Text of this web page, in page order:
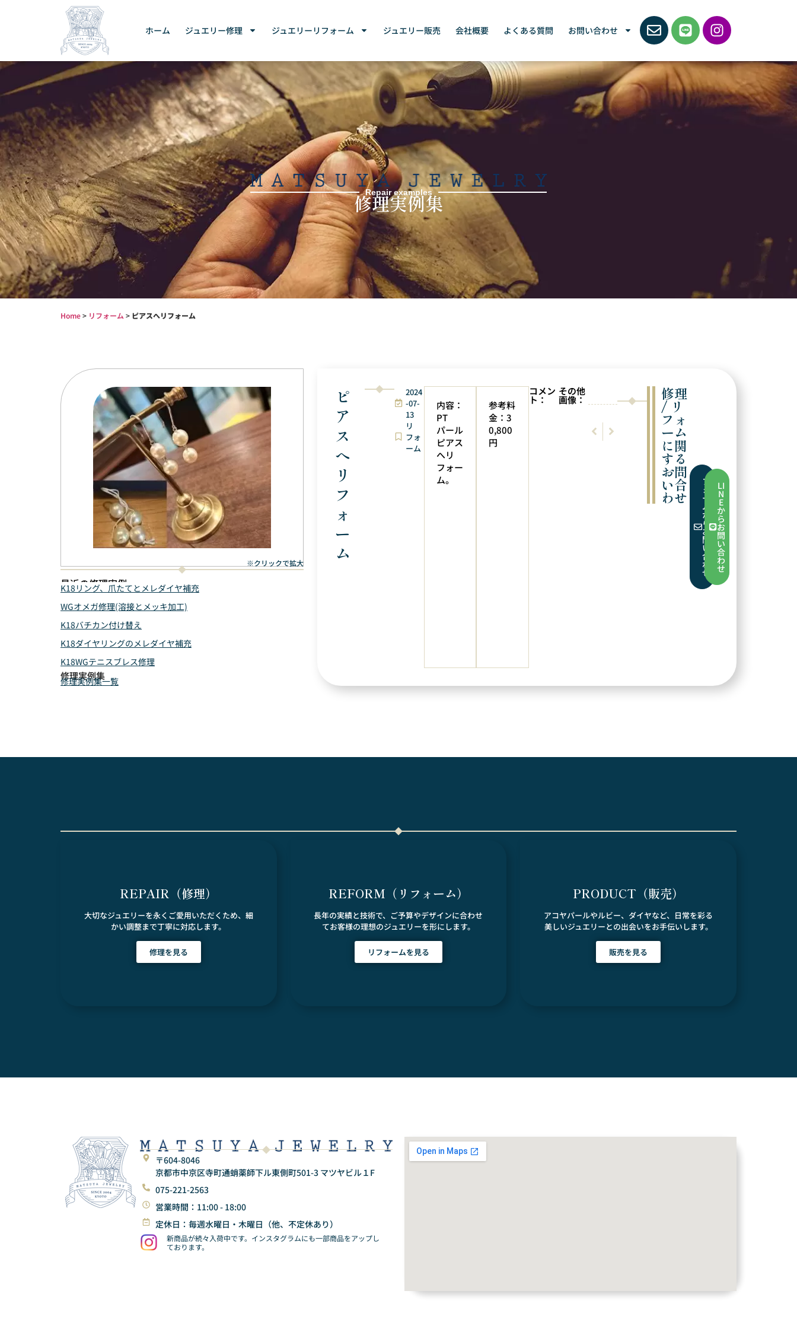
ホーム ジュエリー修理 ジュエリーリフォーム ジュエリー販売 会社概要 よくある質問 お問い合わせ
Repair examples
修理実例集
Home> リフォーム > ピアスへリフォーム
※クリックで拡大
最近の修理実例
K18リング、爪たてとメレダイヤ補充
WGオメガ修理(溶接とメッキ加工)
K18バチカン付け替え
K18ダイヤリングのメレダイヤ補充
K18WGテニスブレス修理
修理実例集
修理実例集一覧
ピ
ア
ス
へ
リ
フ
ォ
ー
ム
2024
-07-
13
リ
フォ
ーム
内容：
PT
パール
ピアス
へリ
フォー
ム。
参考料
金：3
0,800
円
コメン
ト：
その他
画像：
前の実例
レーザー溶接
次の実例
ブローチの修理
修理
/ リ
フォ
ーム
に関
する
お問
い合
わせ
フ
ォ
ー
ム
か
ら
お
問
い
合
わ
せ
LI
N
E
か
ら
お
問
い
合
わ
せ
REPAIR（修理）
大切なジュエリーを永くご愛用いただくため、細
かい調整まで丁寧に対応します。
修理を見る
REFORM（リフォーム）
長年の実績と技術で、ご予算やデザインに合わせ
てお客様の理想のジュエリーを形にします。
リフォームを見る
PRODUCT（販売）
アコヤパールやルビー、ダイヤなど、日常を彩る
美しいジュエリーとの出会いをお手伝いします。
販売を見る
〒604-8046
京都市中京区寺町通蛸薬師下ル東側町501-3 マツヤビル１F
075-221-2563
営業時間：11:00 - 18:00
定休日：毎週水曜日・木曜日（他、不定休あり）
新商品が続々入荷中です。インスタグラムにも一部商品をアップし
ております。